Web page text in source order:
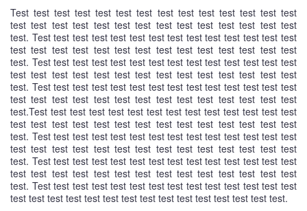
Test test test test test test test test test test test test test test
test test test test test test test test test test test test test test
test. Test test test test test test test test test test test test test test
test test test test test test test test test test test test test test
test. Test test test test test test test test test test test test test test
test test test test test test test test test test test test test test
test. Test test test test test test test test test test test test test test
test test test test test test test test test test test test test test
test.Test test test test test test test test test test test test test test
test test test test test test test test test test test test test test
test. Test test test test test test test test test test test test test test
test test test test test test test test test test test test test test
test. Test test test test test test test test test test test test test test
test test test test test test test test test test test test test test
test. Test test test test test test test test test test test test test test
test test test test test test test test test test test test test test test.